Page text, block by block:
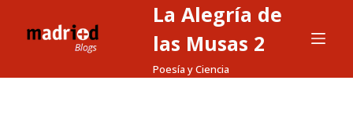
t
La Alegría de
las Musas 2
Poesía y Ciencia